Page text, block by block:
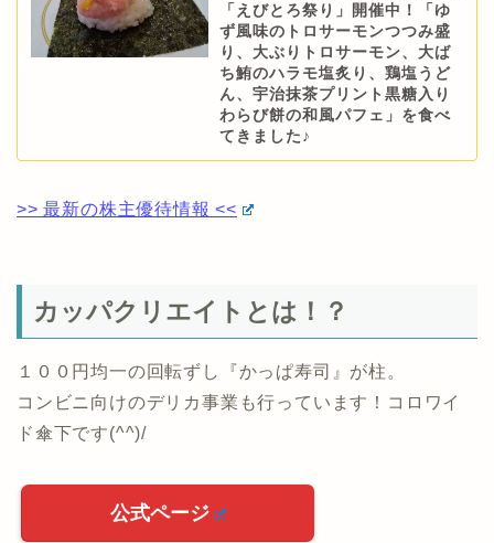
「えびとろ祭り」開催中！「ゆ
ず風味のトロサーモンつつみ盛
り、大ぶりトロサーモン、大ば
ち鮪のハラモ塩炙り、鶏塩うど
ん、宇治抹茶プリント黒糖入り
わらび餅の和風パフェ」を食べ
てきました♪
>> 最新の株主優待情報 <<
カッパクリエイトとは！？
１００円均一の回転ずし『かっぱ寿司』が柱。
コンビニ向けのデリカ事業も行っています！コロワイ
ド傘下です(^^)/
公式ページ